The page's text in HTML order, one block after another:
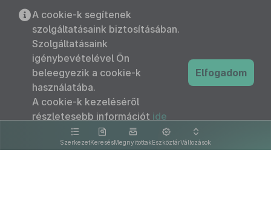
SzerkezetKeresésMegnyitottakEszköztárVáltozások
A cookie-k segítenek
szolgáltatásaink biztosításában.
Szolgáltatásaink
igénybevételével Ön
beleegyezik a cookie-k
használatába.
A cookie-k kezeléséről
részletesebb információt ide
kattintva olvashat.
Elfogadom